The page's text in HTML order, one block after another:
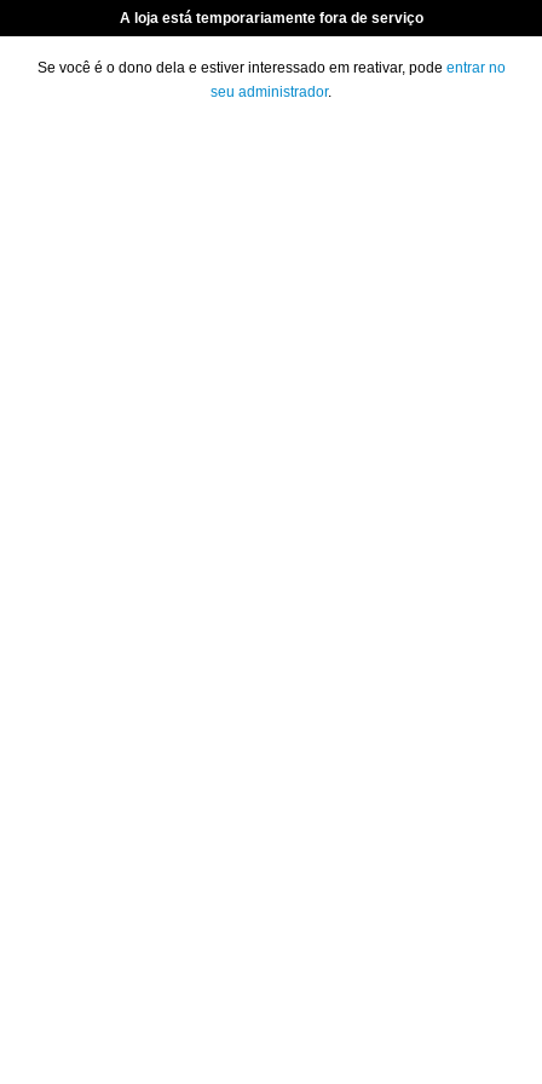
A loja está temporariamente fora de serviço
Se você é o dono dela e estiver interessado em reativar, pode entrar no
seu administrador.